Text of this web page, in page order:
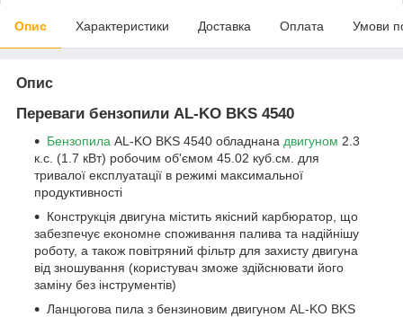
Опис Характеристики Доставка Оплата Умови
Опис
Переваги бензопили AL-KO BKS 4540
Бензопила AL-KO BKS 4540 обладнана двигуном 2.3
к.с. (1.7 кВт) робочим об'ємом 45.02 куб.см. для
тривалої експлуатації в режимі максимальної
продуктивності
Конструкція двигуна містить якісний карбюратор, що
забезпечує економне споживання палива та надійнішу
роботу, а також повітряний фільтр для захисту двигуна
від зношування (користувач зможе здійснювати його
заміну без інструментів)
Ланцюгова пила з бензиновим двигуном AL-KO BKS